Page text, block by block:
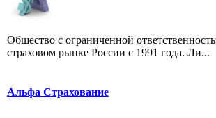
Общество с ограниченной
страховом рынке России с 1991 года. Ли...
Альфа Страхование